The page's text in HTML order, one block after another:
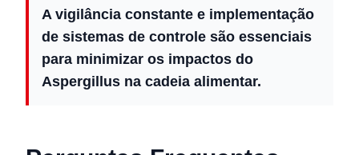
A vigilância constante e implementação
de sistemas de controle são essenciais
para minimizar os impactos do
Aspergillus na cadeia alimentar.